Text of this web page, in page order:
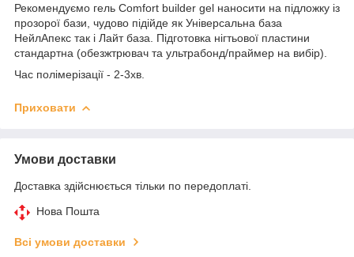
Рекомендуємо гель Comfort builder gel наносити на підложку із
прозорої бази, чудово підійде як Універсальна база
НейлАпекс так і Лайт база. Підготовка нігтьової пластини
стандартна (обезжтрювач та ультрабонд/праймер на вибір).
Час полімерізації - 2-3хв.
Приховати
Умови доставки
Доставка здійснюється тільки по передоплаті.
Нова Пошта
Всі умови доставки